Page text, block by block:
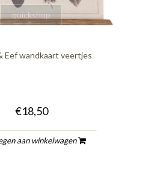
quickshop
Eef wandkaart veertjes
€18,50
aan winkelwagen